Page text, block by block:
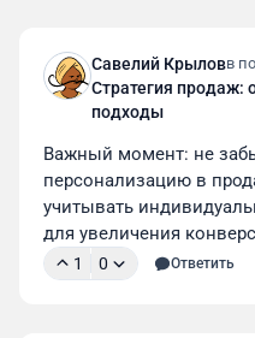
Савелий Крыловв
Стратегия продаж:
подходы
Важный момент: не
персонализацию в
учитывать
для увеличения
1 0 Ответить